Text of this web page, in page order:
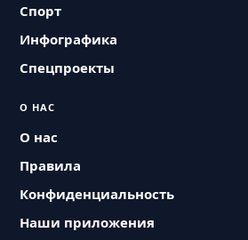
Спорт
Инфографика
Спецпроекты
О НАС
О нас
Правила
Конфиденциальность
Наши приложения